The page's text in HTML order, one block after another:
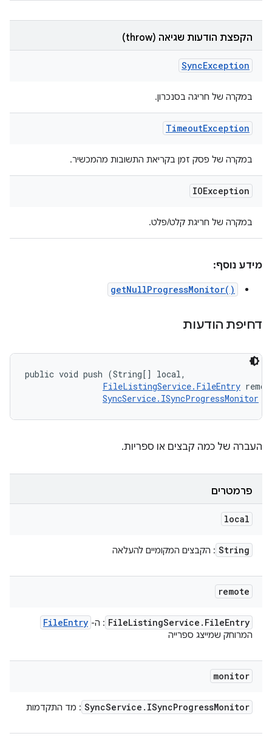
הקפצת הודעות שגיאה (throw)
SyncException
במקרה של חריגה בסנכרון.
TimeoutException
במקרה של פסק זמן בקריאת התשובות מהמכשיר.
IOException
במקרה של חריגת קלט/פלט.
מידע נוסף:
getNullProgressMonitor()
דחיפת הודעות
public void push (String[] local,
FileListingService.FileEntry
SyncService.ISyncProgressMonitor
העברה של כמה קבצים או ספריות.
פרמטרים
local
String : הקבצים המקומיים להעלאה
remote
FileListingService . FileEntry : ה- FileEntry
המרוחק שמייצג ספרייה
monitor
SyncService . ISyncProgressMonitor : מד התקדמות